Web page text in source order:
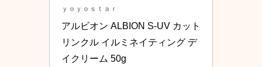
ｙｏｙｏｓｔａｒ
アルビオン ALBION S-UV カット
リンクル イルミネイティング デ
イクリーム 50g